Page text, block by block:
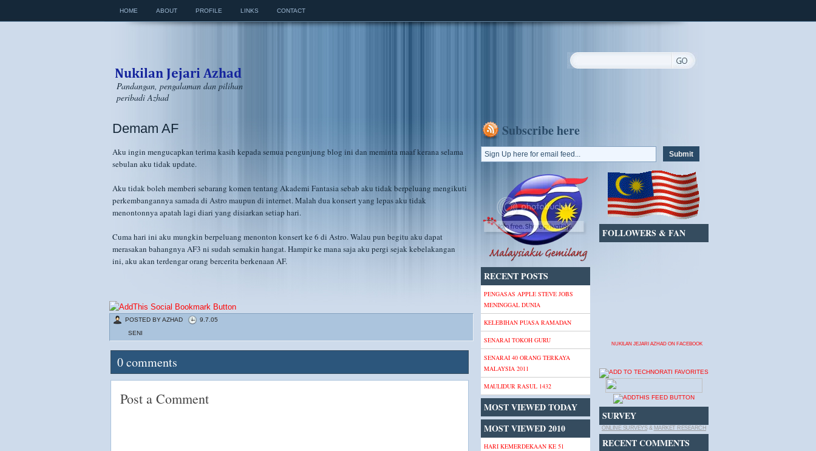
HOME ABOUT PROFILE LINKS CONTACT
Pandangan, pengalaman dan pilihan
peribadi Azhad
Demam AF
Aku ingin mengucapkan terima kasih kepada semua pengunjung blog ini dan meminta maaf kerana selama
sebulan aku tidak update.
Aku tidak boleh memberi sebarang komen tentang Akademi Fantasia sebab aku tidak berpeluang mengikuti
perkembangannya samada di Astro maupun di internet. Malah dua konsert yang lepas aku tidak
menontonnya apatah lagi diari yang disiarkan setiap hari.
Cuma hari ini aku mungkin berpeluang menonton konsert ke 6 di Astro. Walau pun begitu aku dapat
merasakan bahangnya AF3 ni sudah semakin hangat. Hampir ke mana saja aku pergi sejak kebelakangan
ini, aku akan terdengar orang bercerita berkenaan AF.
POSTED BYAZHAD
9.7.05
SENI
0comments
Post a Comment
Subscribe here
RECENT POSTS
PENGASAS APPLE STEVE JOBS
MENINGGAL DUNIA
KELEBIHAN PUASA RAMADAN
SENARAI TOKOH GURU
SENARAI 40 ORANG TERKAYA
MALAYSIA 2011
MAULIDUR RASUL 1432
MOST VIEWED TODAY
MOST VIEWED 2010
HARI KEMERDEKAAN KE 51
FOLLOWERS & FAN
NUKILAN JEJARI AZHAD ON FACEBOOK
SURVEY
ONLINE SURVEYS& MARKET RESEARCH
RECENT COMMENTS